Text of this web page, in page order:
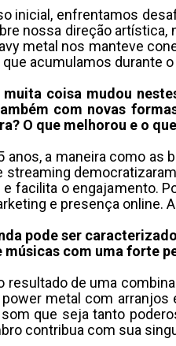
inicial, enfrentamos
nossa direção
metal nos manteve
acumulamos durante o
muita coisa mudou
com novas
O que melhorou e o
anos, a maneira como as
streaming
facilita o engajamento.
e presença online.
pode ser
músicas com uma forte
resultado de uma
metal com arranjos
que seja tanto
contribua com sua